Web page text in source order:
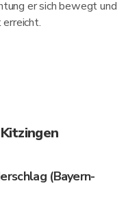
er sich bewegt und
(Bayern-